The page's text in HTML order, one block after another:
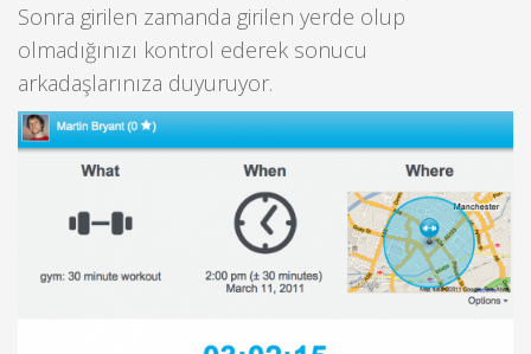
Sonra girilen zamanda girilen yerde olup
olmadığınızı kontrol ederek sonucu
arkadaşlarınıza duyuruyor.